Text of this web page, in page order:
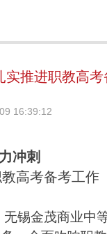
推进职教高考
16:39:12
冲刺
高考备考工作
锡金茂商业中